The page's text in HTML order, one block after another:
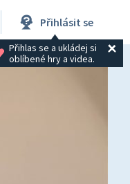
Přihlásit se
Přihlas se a ukládej si
oblíbené hry a videa.